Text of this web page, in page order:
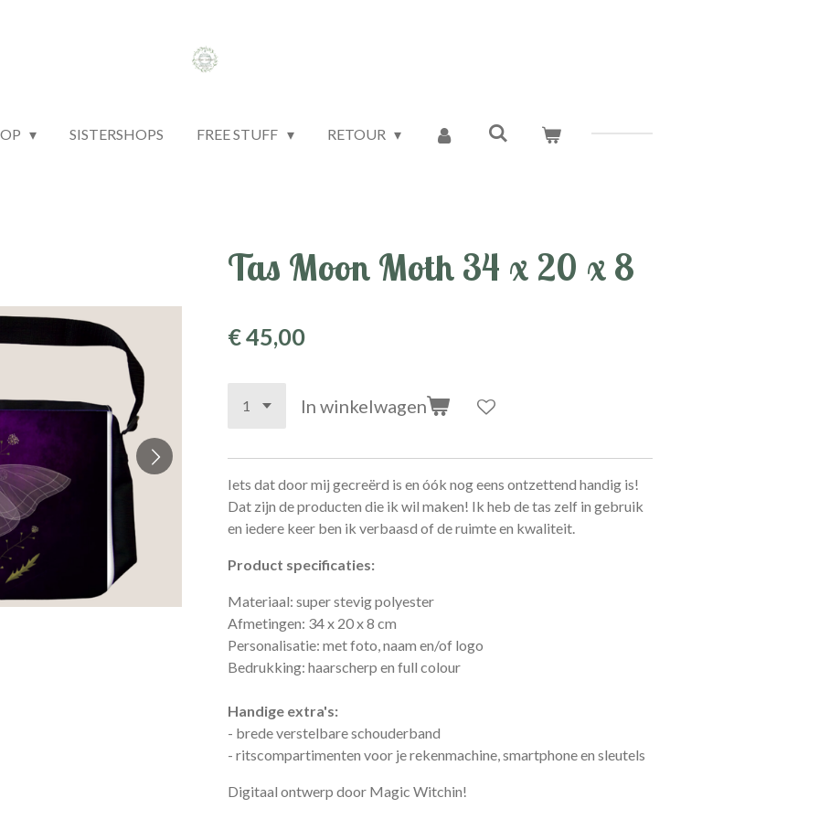
SISTERSHOPS FREE STUFF RETOUR
Tas Moon Moth 34 x 20 x 8
€ 45,00
In winkelwagen
Iets dat door mij gecreërd is en óók nog eens ontzettend handig is!
Dat zijn de producten die ik wil maken! Ik heb de tas zelf in gebruik
en iedere keer ben ik verbaasd of de ruimte en kwaliteit.
Product specificaties:
Materiaal: super stevig polyester
Afmetingen: 34 x 20 x 8 cm
Personalisatie: met foto, naam en/of logo
Bedrukking: haarscherp en full colour
Handige extra's:
- brede verstelbare schouderband
- ritscompartimenten voor je rekenmachine, smartphone en sleutels
Digitaal ontwerp door Magic Witchin!